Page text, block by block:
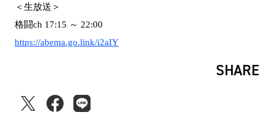
＜生放送＞
格闘ch 17:15 ～ 22:00
https://abema.go.link/i2aIY
SHARE